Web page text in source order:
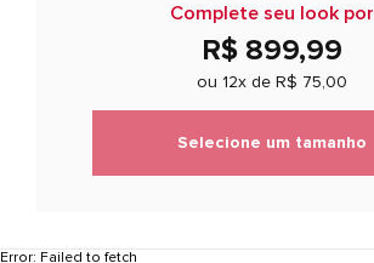
Complete seu look por
R$ 899,99
ou 12x de R$ 75,00
Selecione um tamanho
Error: Failed to fetch